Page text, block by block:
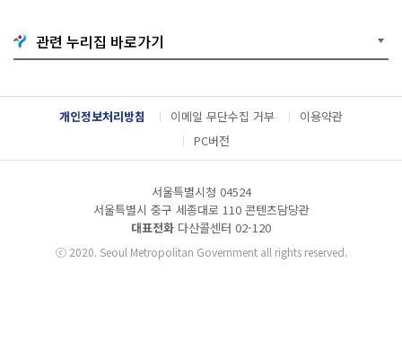
기
G
o
g
l
e
e
서
다
운
관련 누리집 바로가기
개인정보처리방침 이메일 무단수집 거부
이용약관
PC버전
서울특별시청 04524
서울특별시 중구 세종대로 110 콘텐츠담당관
대표전화 다산콜센터 02-120
ⓒ2020. Seoul Metropolitan Government all rights reserved.